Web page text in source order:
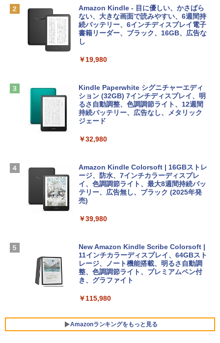
￥162,598
tomtoc 360°保護 15.6 16インチ パソコ
ンケース Dell NEC Lavie ASUS HP dyna
Apple 2026 MacBook Air M5チップ搭載
13インチノートブック：AIとApple Intell
igence、13.6インチLiquid Retinaディ
スプレイ、24GBユニファイドメモリ、1
ラ、Touch ID - ミッドナイト + 3年延長
￥347,600
【Amazon.co.jp限定】 HP ノートパソコ
SSD インテル Core 5
FMV ノートパソコン WE1-K3 (MS 365 P
ersonal/Copilotキー搭載/Win 11/15.6型/
Core i5/16GB/SSD 512GB/ホワイト) FM
Robloxギフトカード - 2,000 Robux 【限
定バーチャルアイテムを含む】 【オンラ
インゲームコード】 ロブロックス | オン
ラインコード版
4(最新 永続版)|オンラインコード版|Wind
ows11、10/mac対応|PC2台
￥39,582
Robloxギフトカード - 1000 Robux 【限
ラインコード版
￥1,600
版)|オンラインコード版|Windows11、1
￥37,224
出す プロンプトの言葉 AI画像生成シリー
ズ (はぴーイラストLabo)
￥480
ClaudeCode いちばんやさしい 教科書:
にもKindle出版にも！ 非エンジニアのた
めのAIコーディング入門シリーズ
￥99
FM TOWNS ハイパー・カタログ: 本体ハ
￥1,600
1冊ですべて身につくHTML & CSSとWe
Amazon Kindle - 目に優しい、かさばら
ない、大きな画面で読みやすい、6週間持
続バッテリー、6インチディスプレイ電子
書籍リーダー、ブラック、16GB、広告な
し
￥19,980
Kindle Paperwhite シグニチャーエディ
ション (32GB) 7インチディスプレイ、明
るさ自動調整、色調調節ライト、12週間
持続バッテリー、広告なし、メタリック
ジェード
￥32,980
Amazon Kindle Colorsoft | 16GBストレ
ージ、防水、7インチカラーディスプレ
イ、色調調節ライト、最大8週間持続バッ
テリー、広告無し、ブラック (2025年発
売)
￥39,980
New Amazon Kindle Scribe Colorsoft |
11インチカラーディスプレイ、64GBスト
レージ、ノート機能搭載、明るさ自動調
整、色調調節ライト、プレミアムペン付
き、グラファイト
￥115,980
Amazonランキングをもっと見る